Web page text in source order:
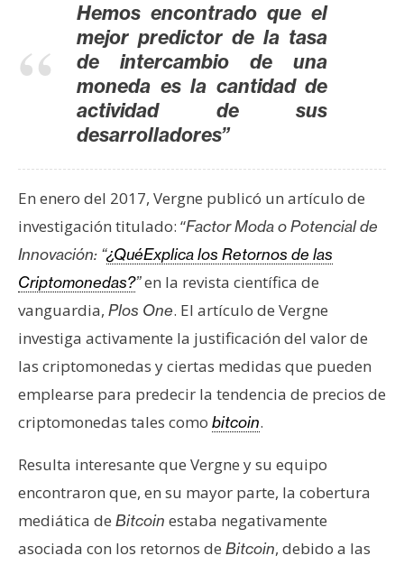
m
R
c
u
r
s
o
s
o
n
a
c
t
o
Hemos encontrado que el
mejor predictor de la tasa
de intercambio de una
moneda es la cantidad de
actividad de sus
desarrolladores”
En enero del 2017, Vergne publicó un artículo de
investigación titulado: “Factor Moda o Potencial de
Innovación: “¿QuéExplica los Retornos de las
Criptomonedas?”en la revista científica de
vanguardia, Plos One. El artículo de Vergne
investiga activamente la justificación del valor de
las criptomonedas y ciertas medidas que pueden
emplearse para predecir la tendencia de precios de
criptomonedas tales como bitcoin.
Resulta interesante que Vergne y su equipo
encontraron que, en su mayor parte, la cobertura
mediática de Bitcoin estaba negativamente
asociada con los retornos de Bitcoin, debido a las